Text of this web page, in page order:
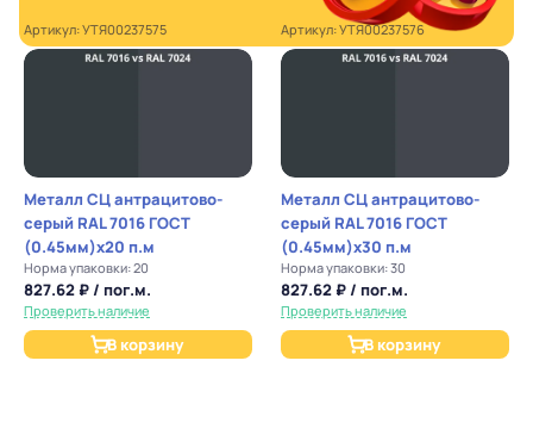
Артикул: УТЯ00237575
Металл СЦ антрацитово-
серый RAL 7016 ГОСТ
(0.45мм)x20 п.м
Норма упаковки: 20
827.62 ₽ / пог.м.
Проверить наличие
В корзину
Артикул: УТЯ00237576
Металл СЦ антрацитово-
серый RAL 7016 ГОСТ
(0.45мм)x30 п.м
Норма упаковки: 30
827.62 ₽ / пог.м.
Проверить наличие
В корзину